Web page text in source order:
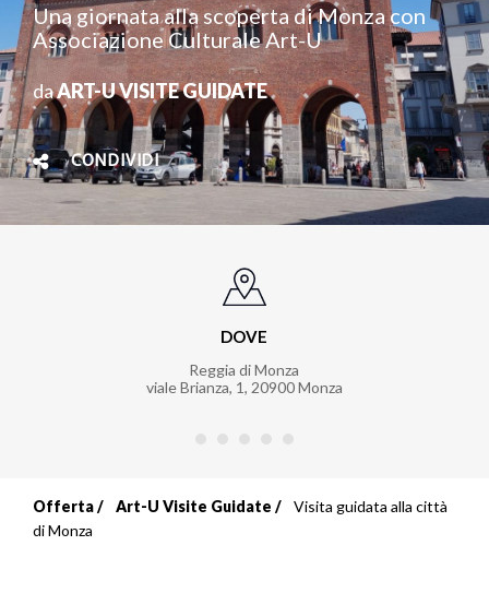
Una giornata alla scoperta di Monza con
Associazione Culturale Art-U
daART-U VISITE GUIDATE
CONDIVIDI
DOVE
Reggia di Monza
viale Brianza, 1, 20900Monza
Briciole
Offerta Art-U Visite Guidate
Visita guidata alla città
di Monza